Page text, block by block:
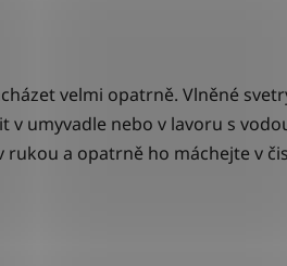
velmi opatrně. Vlněné
v umyvadle nebo v lavoru s
a opatrně ho máchejte v